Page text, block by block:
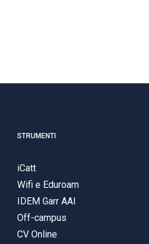
STRUMENTI
iCatt
Wifi e Eduroam
IDEM Garr AAI
Off-campus
CV Online